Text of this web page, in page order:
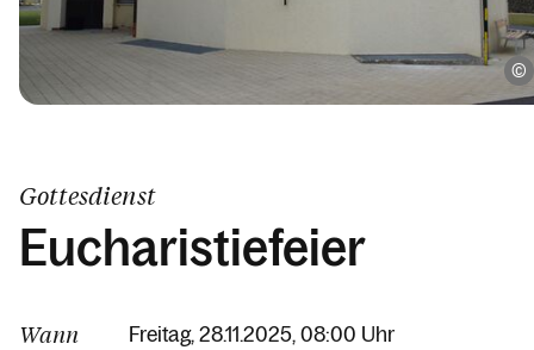
Kontakt
Gottesdienst
Eucharistiefeier
Wann Freitag, 28.11.2025, 08:00 Uhr